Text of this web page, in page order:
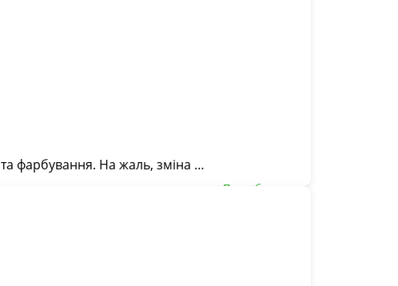
фарбування. На жаль, зміна …
Подробнее ...